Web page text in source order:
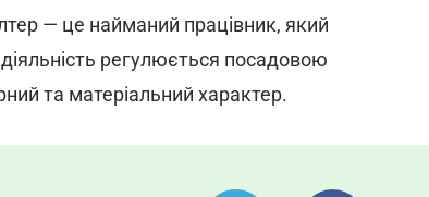
— це найманий працівник, який
регулюється посадовою
та матеріальний характер.